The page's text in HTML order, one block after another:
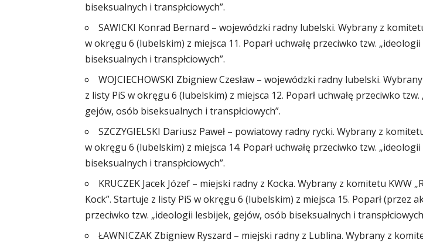
biseksualnych i transpłciowych”.
SAWICKI Konrad Bernard – wojewódzki radny lubelski. Wybrany z
w okręgu 6 (lubelskim) z miejsca 11. Poparł uchwałę przeciwko tzw.
biseksualnych i transpłciowych”.
WOJCIECHOWSKI Zbigniew Czesław – wojewódzki radny lubelski.
z listy PiS w okręgu 6 (lubelskim) z miejsca 12. Poparł uchwałę przeciwko
gejów, osób biseksualnych i transpłciowych”.
SZCZYGIELSKI Dariusz Paweł – powiatowy radny rycki. Wybrany z
w okręgu 6 (lubelskim) z miejsca 14. Poparł uchwałę przeciwko tzw.
biseksualnych i transpłciowych”.
KRUCZEK Jacek Józef – miejski radny z Kocka. Wybrany z komitetu KWW
Kock”. Startuje z listy PiS w okręgu 6 (lubelskim) z miejsca 15. Poparł (przez
przeciwko tzw. „ideologii lesbijek, gejów, osób biseksualnych i
ŁAWNICZAK Zbigniew Ryszard – miejski radny z Lublina. Wybrany z